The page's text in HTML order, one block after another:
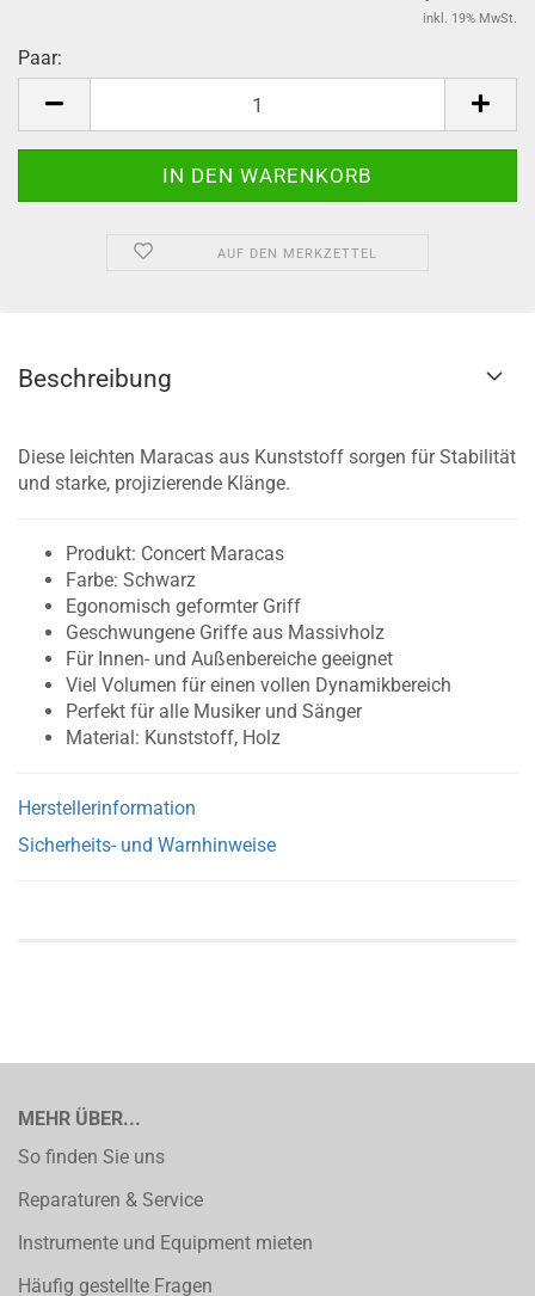
inkl. 19% MwSt.
Paar:
AUF DEN MERKZETTEL
Beschreibung
Diese leichten Maracas aus Kunststoff sorgen für Stabilität
und starke, projizierende Klänge.
Produkt: Concert Maracas
Farbe: Schwarz
Egonomisch geformter Griff
Geschwungene Griffe aus Massivholz
Für Innen- und Außenbereiche geeignet
Viel Volumen für einen vollen Dynamikbereich
Perfekt für alle Musiker und Sänger
Material: Kunststoff, Holz
Herstellerinformation
Sicherheits- und Warnhinweise
MEHR ÜBER...
So finden Sie uns
Reparaturen & Service
Instrumente und Equipment mieten
Häufig gestellte Fragen